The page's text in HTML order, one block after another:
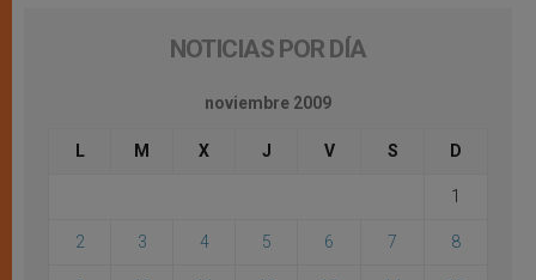
NOTICIAS POR DÍA
noviembre 2009
L M X J V S D
1
2 3 4 5 6 7 8